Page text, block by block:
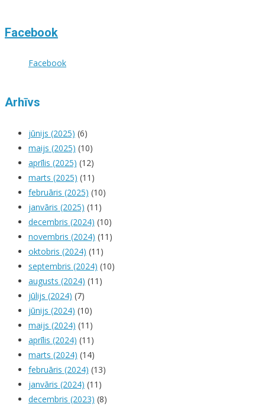
Facebook
Facebook
Arhīvs
jūnijs (2025) (6)
maijs (2025) (10)
aprīlis (2025) (12)
marts (2025) (11)
februāris (2025) (10)
janvāris (2025) (11)
decembris (2024) (10)
novembris (2024) (11)
oktobris (2024) (11)
septembris (2024) (10)
augusts (2024) (11)
jūlijs (2024) (7)
jūnijs (2024) (10)
maijs (2024) (11)
aprīlis (2024) (11)
marts (2024) (14)
februāris (2024) (13)
janvāris (2024) (11)
decembris (2023) (8)